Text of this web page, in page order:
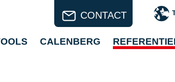
CONTACT
CALENBERG